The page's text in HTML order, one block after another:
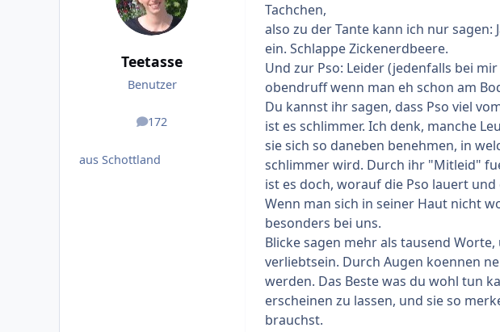
Teetasse
Benutzer
172
Beiträge
aus Schottland
Tachchen,
also zu der Tante kann ich nur
ein. Schlappe Zickenerdbeere.
Und zur Pso: Leider (jedenfalls bei
obendruff wenn man eh schon am
Du kannst ihr sagen, dass Pso viel
ist es schlimmer. Ich denk, manche
sie sich so daneben benehmen, in
schlimmer wird. Durch ihr "Mitleid"
ist es doch, worauf die Pso lauert
Wenn man sich in seiner Haut nicht
besonders bei uns.
Blicke sagen mehr als tausend
verliebtsein. Durch Augen koennen
werden. Das Beste was du wohl tun
erscheinen zu lassen, und sie so
brauchst.